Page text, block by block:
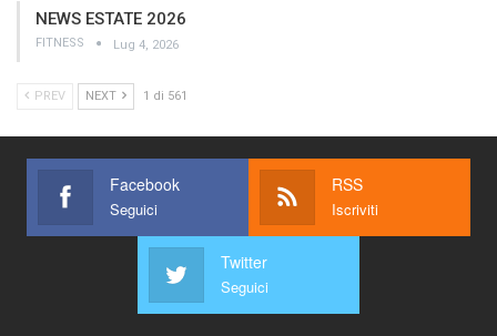
NEWS ESTATE 2026
FITNESS Lug 4, 2026
PREV NEXT 1 di 561
Facebook
Seguici
RSS
Iscriviti
Twitter
Seguici